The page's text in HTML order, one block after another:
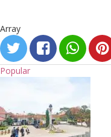
Array
Popular